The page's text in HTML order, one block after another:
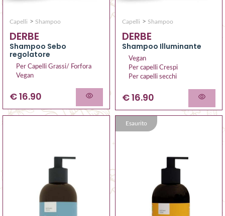
Capelli > Shampoo
DERBE
Shampoo Sebo
regolatore
Per Capelli Grassi/ Forfora
Vegan
€ 16.90
Capelli > Shampoo
DERBE
Shampoo Illuminante
Vegan
Per capelli Crespi
Per capelli secchi
€ 16.90
Esaurito